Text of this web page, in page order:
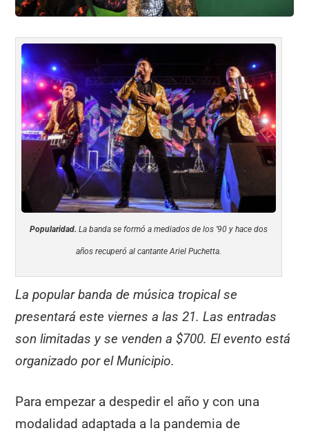
Popularidad. La banda se formó a mediados de los ’90 y hace dos
años recuperó al cantante Ariel Puchetta.
La popular banda de música tropical se
presentará este viernes a las 21. Las entradas
son limitadas y se venden a $700. El evento está
organizado por el Municipio.
Para empezar a despedir el año y con una
modalidad adaptada a la pandemia de